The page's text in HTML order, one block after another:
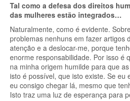
Tal como a defesa dos direitos
das mulheres estão integrados…
Naturalmente, como é evidente.
problemas nenhuns em fazer artigos
atenção e a deslocar-me, porque
enorme responsabilidade. Por isso é
na minha origem humilde para que
isto é possível, que isto existe. Se eu
eu consigo chegar lá, mesmo que
Isto traz uma luz de esperança para